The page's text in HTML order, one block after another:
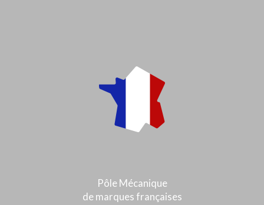
Pôle Mécanique
de marques françaises